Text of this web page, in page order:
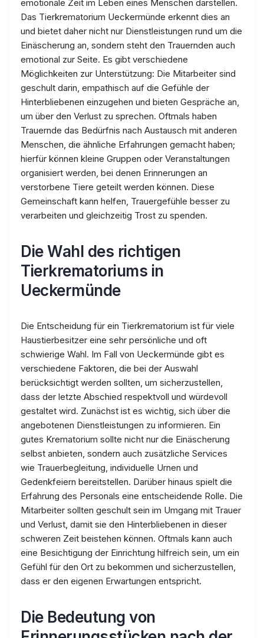
emotionale Zeit im Leben eines Menschen darstellen.
Das Tierkrematorium Ueckermünde erkennt dies an
und bietet daher nicht nur Dienstleistungen rund um die
Einäscherung an, sondern steht den Trauernden auch
emotional zur Seite. Es gibt verschiedene
Möglichkeiten zur Unterstützung: Die Mitarbeiter sind
geschult darin, empathisch auf die Gefühle der
Hinterbliebenen einzugehen und bieten Gespräche an,
um über den Verlust zu sprechen. Oftmals haben
Trauernde das Bedürfnis nach Austausch mit anderen
Menschen, die ähnliche Erfahrungen gemacht haben;
hierfür können kleine Gruppen oder Veranstaltungen
organisiert werden, bei denen Erinnerungen an
verstorbene Tiere geteilt werden können. Diese
Gemeinschaft kann helfen, Trauergefühle besser zu
verarbeiten und gleichzeitig Trost zu spenden.
Die Wahl des richtigen
Tierkrematoriums in
Ueckermünde
Die Entscheidung für ein Tierkrematorium ist für viele
Haustierbesitzer eine sehr persönliche und oft
schwierige Wahl. Im Fall von Ueckermünde gibt es
verschiedene Faktoren, die bei der Auswahl
berücksichtigt werden sollten, um sicherzustellen,
dass der letzte Abschied respektvoll und würdevoll
gestaltet wird. Zunächst ist es wichtig, sich über die
angebotenen Dienstleistungen zu informieren. Ein
gutes Krematorium sollte nicht nur die Einäscherung
selbst anbieten, sondern auch zusätzliche Services
wie Trauerbegleitung, individuelle Urnen und
Gedenkfeiern bereitstellen. Darüber hinaus spielt die
Erfahrung des Personals eine entscheidende Rolle. Die
Mitarbeiter sollten geschult sein im Umgang mit Trauer
und Verlust, damit sie den Hinterbliebenen in dieser
schweren Zeit beistehen können. Oftmals kann auch
eine Besichtigung der Einrichtung hilfreich sein, um ein
Gefühl für den Ort zu bekommen und sicherzustellen,
dass er den eigenen Erwartungen entspricht.
Die Bedeutung von